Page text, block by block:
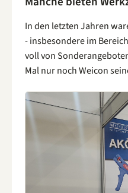
In den letzten Jahren
- insbesondere im
voll von
Mal nur noch Weicon